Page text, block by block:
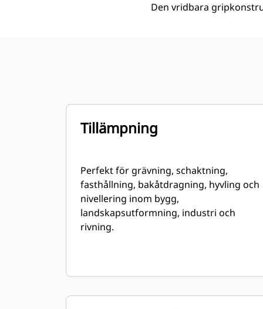
Den vridbara
Tillämpning
Perfekt för grävning, schaktning,
fasthållning, bakåtdragning, hyvling och
nivellering inom bygg,
landskapsutformning, industri och
rivning.